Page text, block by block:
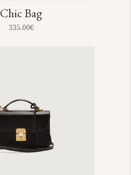
Chic Bag
335.00€